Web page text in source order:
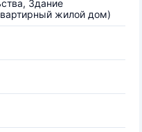
Здание
жилой дом)